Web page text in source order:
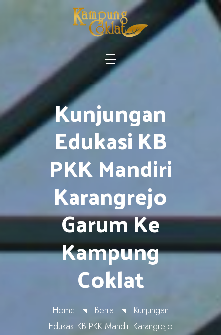
Kunjungan
Edukasi KB
PKK Mandiri
Karangrejo
Garum Ke
Kampung
Coklat
Home Berita
Kunjungan
Edukasi KB PKK Mandiri Karangrejo